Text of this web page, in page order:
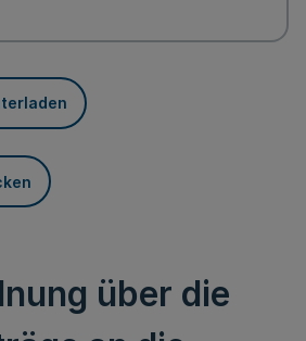
über die